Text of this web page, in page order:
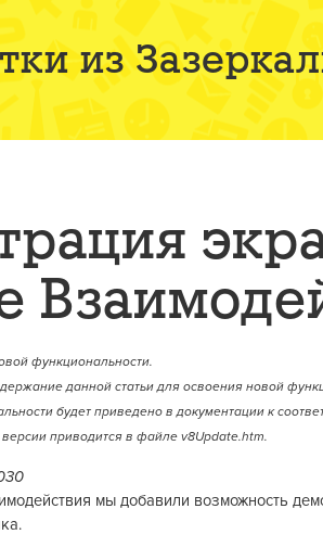
из
функциональности.
данной статьи для освоения новой
будет приведено в документации к
приводится в файле v8Update.htm.
мы добавили возможность